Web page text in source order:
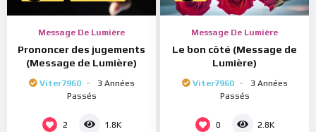
Message De Lumière
Prononcer des jugements
(Message de Lumière)
Viter7960
3 Années
Passés
2 1.8K
Message De Lumière
Le bon côté (Message de
Lumière)
Viter7960
3 Années
Passés
0 2.8K